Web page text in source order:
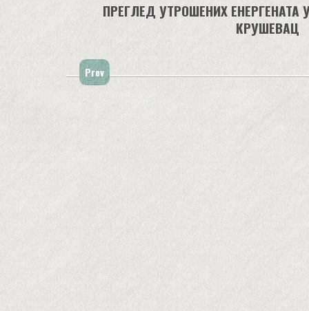
ПРЕГЛЕД УТРОШЕНИХ
КРУШЕВАЦ
Prev